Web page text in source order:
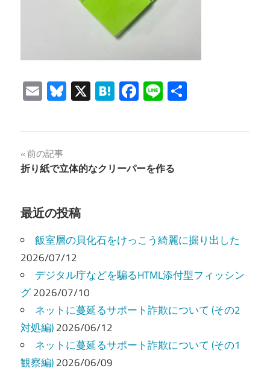
EmailBluesky
X Hatena
Facebook
Line
投
稿
ナ
ビ
ゲ
ー
シ
ョ
ン
前の記事
折り紙で立体的なクリーパーを作る
最近の投稿
飯室層の貝化石をけっこう綺麗に掘り出した
2026/07/12
デジタル庁などを騙るHTML添付型フィッシン
グ2026/07/10
ネットに蔓延るサポート詐欺について (その2
対処編)2026/06/12
ネットに蔓延るサポート詐欺について (その1
観察編)2026/06/09